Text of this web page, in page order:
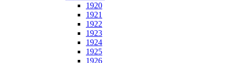
1920
1921
1922
1923
1924
1925
1926